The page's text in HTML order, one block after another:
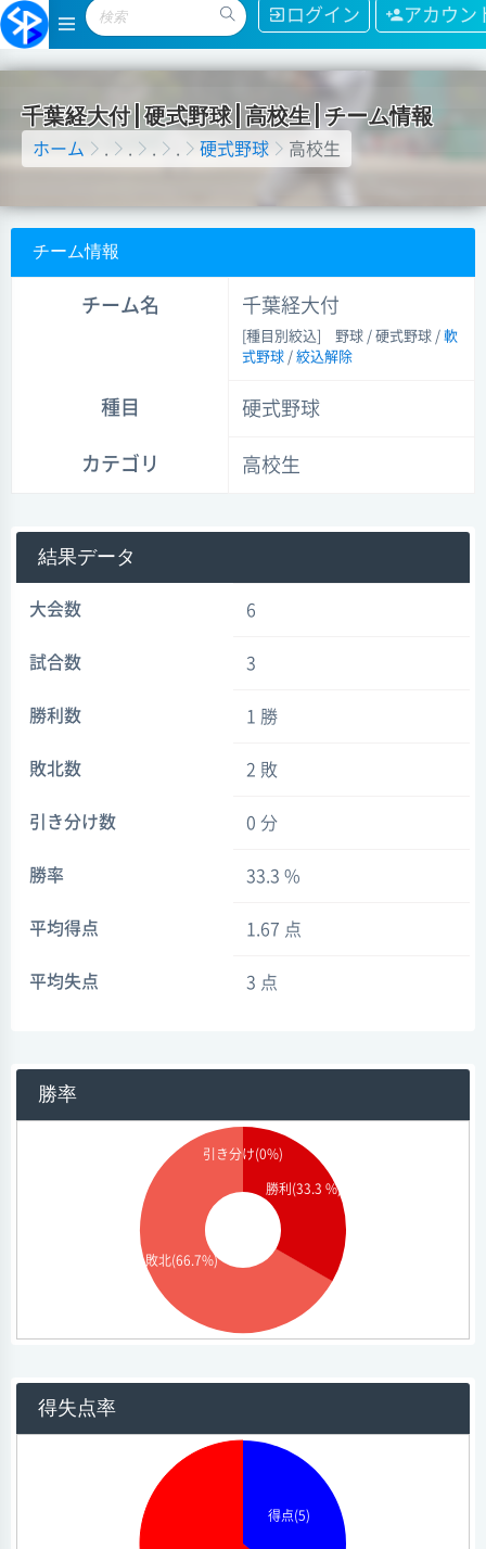
ログイン アカウン
千葉経大付 硬式野球 高校生 チーム情報
ホーム 硬式野球 高校生
チーム情報
チーム名 千葉経大付
[種目別絞込] 野球 / 硬式野球 / 軟
式野球 / 絞込解除
種目 硬式野球
カテゴリ 高校生
結果データ
大会数 6
試合数 3
勝利数 1 勝
敗北数 2 敗
引き分け数 0 分
勝率 33.3 %
平均得点 1.67 点
平均失点 3 点
勝率
勝利(33.3 %)
敗北(66.7%)
引き分け(0%)
得失点率
得点(5)